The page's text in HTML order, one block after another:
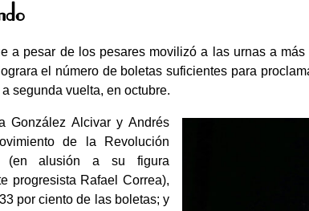
a pesar de los pesares movilizó a las urnas a
el número de boletas suficientes para
segunda vuelta, en octubre.
González Alcivar y Andrés
de la Revolución
(en alusión a su figura
progresista Rafael Correa),
por ciento de las boletas; y